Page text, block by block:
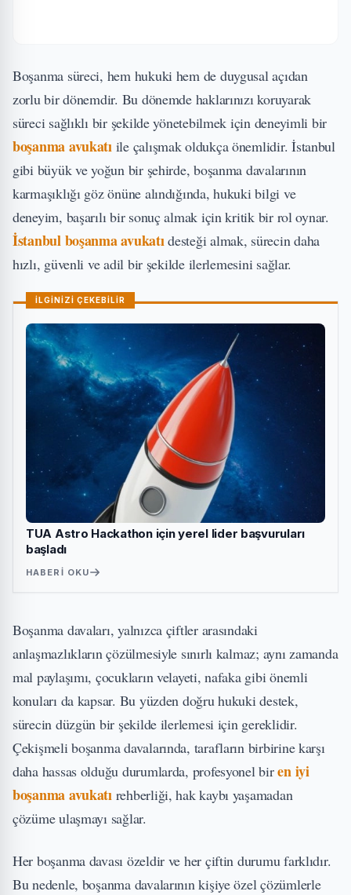
Boşanma süreci, hem hukuki hem de duygusal açıdan
zorlu bir dönemdir. Bu dönemde haklarınızı koruyarak
süreci sağlıklı bir şekilde yönetebilmek için deneyimli bir
boşanma avukatıile çalışmak oldukça önemlidir. İstanbul
gibi büyük ve yoğun bir şehirde, boşanma davalarının
karmaşıklığı göz önüne alındığında, hukuki bilgi ve
deneyim, başarılı bir sonuç almak için kritik bir rol oynar.
İstanbul boşanma avukatıdesteği almak, sürecin daha
hızlı, güvenli ve adil bir şekilde ilerlemesini sağlar.
İLGİNİZİ ÇEKEBİLİR
TUA Astro Hackathon için yerel lider başvuruları
başladı
HABERI OKU
Boşanma davaları, yalnızca çiftler arasındaki
anlaşmazlıkların çözülmesiyle sınırlı kalmaz; aynı zamanda
mal paylaşımı, çocukların velayeti, nafaka gibi önemli
konuları da kapsar. Bu yüzden doğru hukuki destek,
sürecin düzgün bir şekilde ilerlemesi için gereklidir.
Çekişmeli boşanma davalarında, tarafların birbirine karşı
daha hassas olduğu durumlarda, profesyonel biren iyi
boşanma avukatırehberliği, hak kaybı yaşamadan
çözüme ulaşmayı sağlar.
Her boşanma davası özeldir ve her çiftin durumu farklıdır.
Bu nedenle, boşanma davalarının kişiye özel çözümlerle